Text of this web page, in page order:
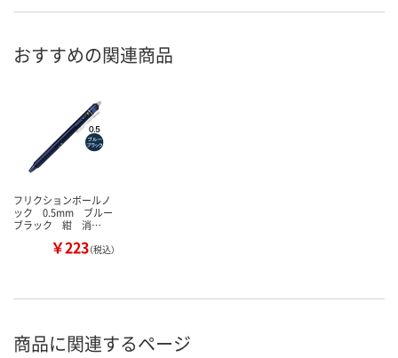
おすすめの関連商品
フリクションボールノ
ック 0.5mm ブルー
ブラック 紺 消…
￥223（税込）
商品に関連するページ